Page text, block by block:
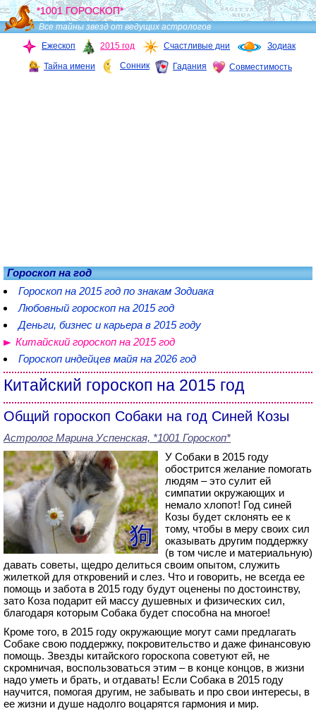
*1001 ГОРОСКОП*
Все тайны звезд от ведущих астрологов
Ежескоп
2015 год Счастливые дни Зодиак
Тайна имени Сонник Гадания Совместимость
Гороскоп на год
Гороскоп на 2015 год по знакам Зодиака
Любовный гороскоп на 2015 год
Деньги, бизнес и карьера в 2015 году
Китайский гороскоп на 2015 год
Гороскоп индейцев майя на 2026 год
Китайский гороскоп на 2015 год
Общий гороскоп Собаки на год Синей Козы
Астролог Марина Успенская, *1001 Гороскоп*
У Собаки в 2015 году
обострится желание помогать
людям – это сулит ей
симпатии окружающих и
немало хлопот! Год синей
Козы будет склонять ее к
тому, чтобы в меру своих сил
оказывать другим поддержку
(в том числе и материальную)
давать советы, щедро делиться своим опытом, служить
жилеткой для откровений и слез. Что и говорить, не всегда ее
помощь и забота в 2015 году будут оценены по достоинству,
зато Коза подарит ей массу душевных и физических сил,
благодаря которым Собака будет способна на многое!
Кроме того, в 2015 году окружающие могут сами предлагать
Собаке свою поддержку, покровительство и даже финансовую
помощь. Звезды китайского гороскопа советуют ей, не
скромничая, воспользоваться этим – в конце концов, в жизни
надо уметь и брать, и отдавать! Если Собака в 2015 году
научится, помогая другим, не забывать и про свои интересы, в
ее жизни и душе надолго воцарятся гармония и мир.